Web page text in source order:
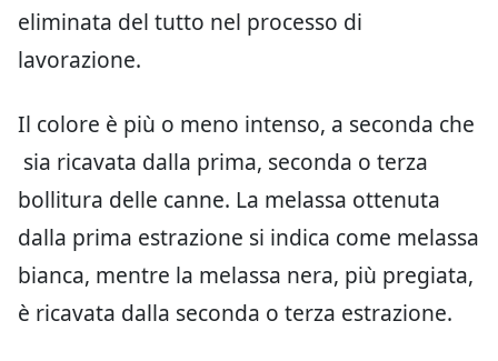
eliminata del tutto nel processo di
lavorazione.
Il colore è più o meno intenso, a seconda che
sia ricavata dalla prima, seconda o terza
bollitura delle canne. La melassa ottenuta
dalla prima estrazione si indica come melassa
bianca, mentre la melassa nera, più pregiata,
è ricavata dalla seconda o terza estrazione.